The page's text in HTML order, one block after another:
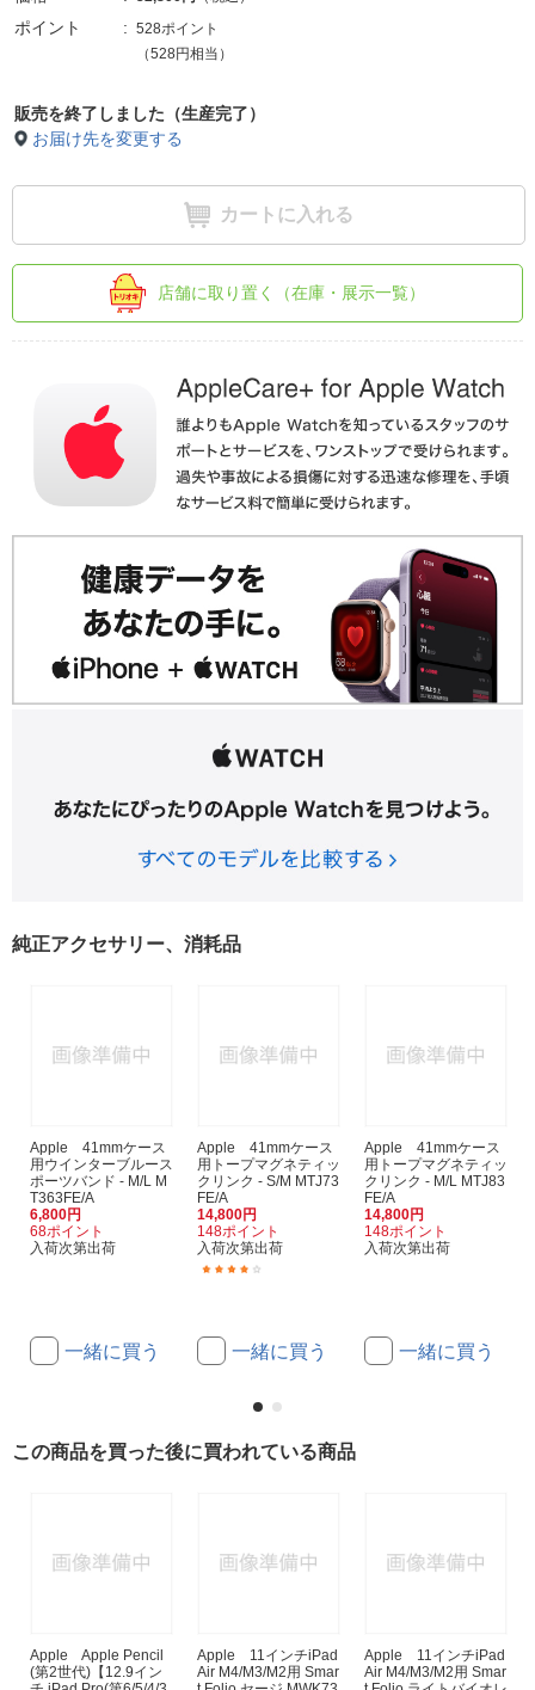
ポイント
528ポイント
（528円相当）
販売を終了しました（生産完了）
お届け先を変更する
カートに入れる
店舗に取り置く（在庫・展示一覧）
純正アクセサリー、消耗品
Apple 41mmケース
用ウインターブルース
ポーツバンド - M/L M
T363FE/A
6,800円
68ポイント
入荷次第出荷
一緒に買う
Apple 41mmケース
用トープマグネティッ
クリンク - S/M MTJ73
FE/A
14,800円
148ポイント
入荷次第出荷
一緒に買う
Apple 41mmケース
用トープマグネティッ
クリンク - M/L MTJ83
FE/A
14,800円
148ポイント
入荷次第出荷
一緒に買う
この商品を買った後に買われている商品
Apple Apple Pencil
(第2世代)【12.9イン
Apple 11インチiPad
Air M4/M3/M2用 Smar
Apple 11インチiPad
Air M4/M3/M2用 Smar